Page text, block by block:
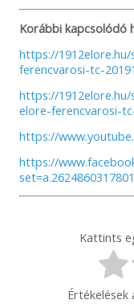
Korábbi kapcsolódó
https://
ferencvarosi-tc-
https://
elore-ferencvarosi-
https://
https://
Kattints